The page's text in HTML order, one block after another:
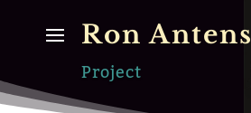
Ron Antens
Project